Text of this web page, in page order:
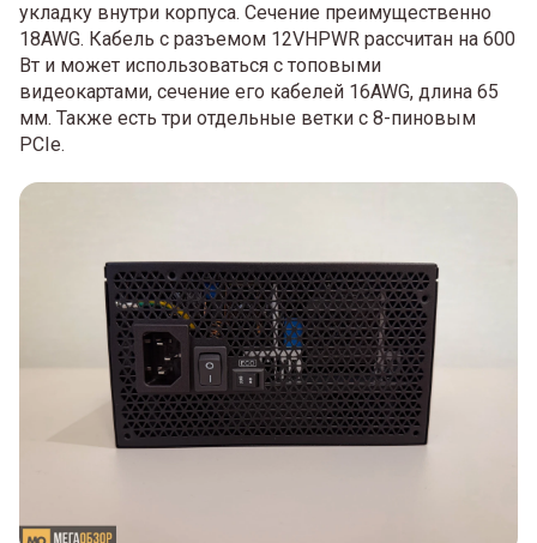
укладку внутри корпуса. Сечение преимущественно
18AWG. Кабель с разъемом 12VHPWR рассчитан на 600
Вт и может использоваться с топовыми
видеокартами, сечение его кабелей 16AWG, длина 65
мм. Также есть три отдельные ветки с 8-пиновым
PCIe.